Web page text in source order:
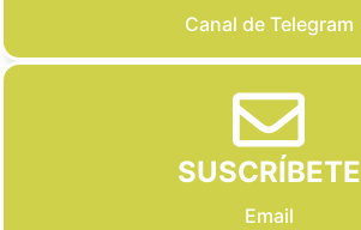
Canal de Telegram
SUSCRÍBETE
Email